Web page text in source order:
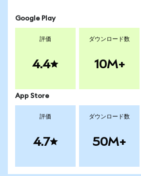
Google Play
評価
4.4
ダウンロード数
10M+
App Store
評価
4.7
ダウンロード数
50M+